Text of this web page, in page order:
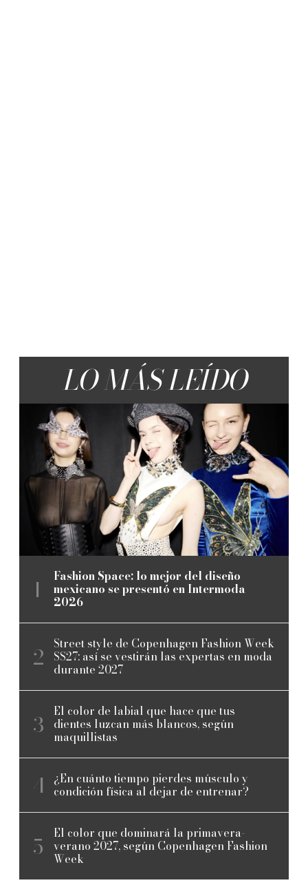
LO MÁS LEÍDO
Fashion Space: lo mejor del diseño
mexicano se presentó en Intermoda
2026
Street style de Copenhagen Fashion Week
SS27: así se vestirán las expertas en moda
durante 2027
El color de labial que hace que tus
dientes luzcan más blancos, según
maquillistas
¿En cuánto tiempo pierdes músculo y
condición física al dejar de entrenar?
El color que dominará la primavera-
verano 2027, según Copenhagen Fashion
Week